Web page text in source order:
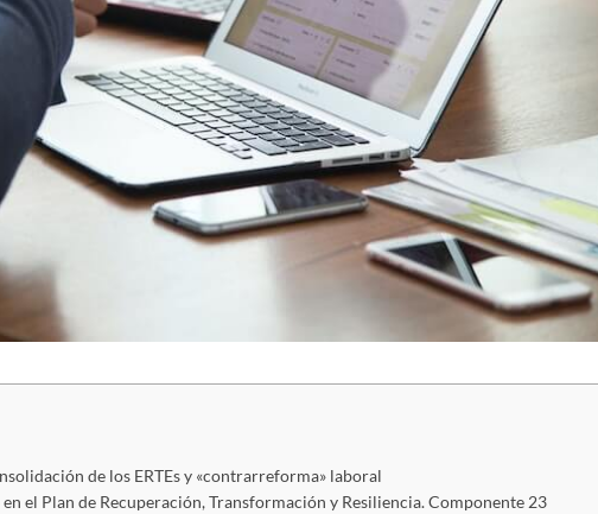
de los ERTEs y «contrarreforma» laboral
el Plan de Recuperación, Transformación y Resiliencia. Componente 23